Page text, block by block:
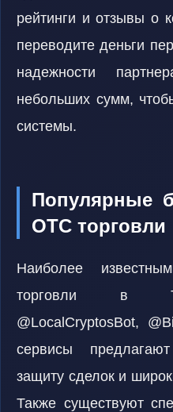
рейтинги и отзывы о
переводите деньги
надежности
небольших сумм,
системы.
Популярные
OTC торговли
Наиболее
торговли в
@LocalCryptosBot,
сервисы
защиту сделок и
Также существуют